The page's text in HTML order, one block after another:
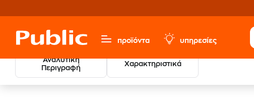
προϊόντα υπηρεσίες
Αναλυτική
Περιγραφή
Χαρακτηριστικά
Sports, Fitness & Hobbies